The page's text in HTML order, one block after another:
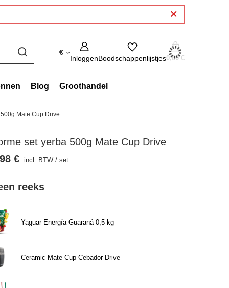
€
InloggenBoodschappenlijstjes0,00 €
Blog Groothandel
Mate Cup Drive
set yerba 500g Mate Cup Drive
reeks
Yaguar Energía Guaraná 0,5 kg
Ceramic Mate Cup Cebador Drive
€ incl. BTW /set